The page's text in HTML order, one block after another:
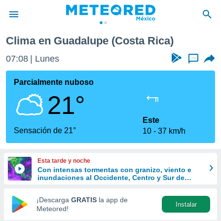
de
ha sido
que se
calidad.
a este
las
y
forma
digital
basada
Clima en Guadalupe (Costa Rica)
07:08 Lunes ...
Parcialmente nuboso
21°
Sensación de 21°
Este
10
37 km/h
Esta tarde y noche
Con intensas tormentas con granizo, viento e
inundaciones al Occidente, Centro y Sur de
¡Descarga GRATIS la app de
Meteored!
Instalar